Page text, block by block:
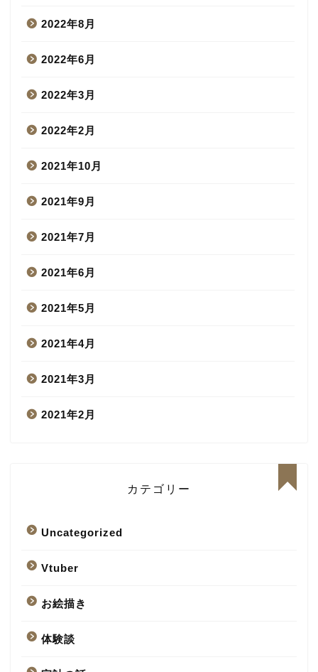
2022年8月
2022年6月
2022年3月
2022年2月
2021年10月
2021年9月
2021年7月
2021年6月
2021年5月
2021年4月
2021年3月
2021年2月
カテゴリー
Uncategorized
Vtuber
お絵描き
体験談